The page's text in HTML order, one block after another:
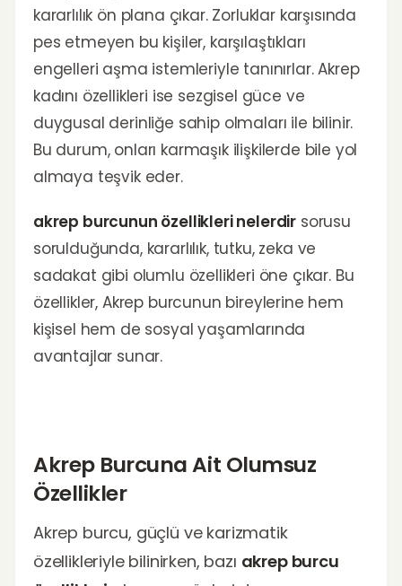
kararlılık ön plana çıkar. Zorluklar karşısında
pes etmeyen bu kişiler, karşılaştıkları
engelleri aşma istemleriyle tanınırlar. Akrep
kadını özellikleri ise sezgisel güce ve
duygusal derinliğe sahip olmaları ile bilinir.
Bu durum, onları karmaşık ilişkilerde bile yol
almaya teşvik eder.
akrep burcunun özellikleri nelerdir sorusu
sorulduğunda, kararlılık, tutku, zeka ve
sadakat gibi olumlu özellikleri öne çıkar. Bu
özellikler, Akrep burcunun bireylerine hem
kişisel hem de sosyal yaşamlarında
avantajlar sunar.
Akrep Burcuna Ait Olumsuz
Özellikler
Akrep burcu, güçlü ve karizmatik
özellikleriyle bilinirken, bazı akrep burcu